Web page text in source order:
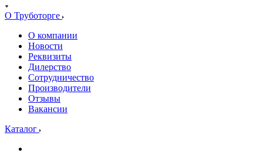
О Труботорге
О компании
Новости
Реквизиты
Дилерство
Сотрудничество
Производители
Отзывы
Вакансии
Каталог